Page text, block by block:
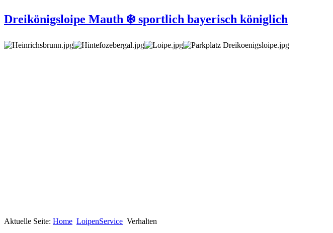
Dreikönigsloipe Mauth ❄️ sportlich bayerisch königlich
Aktuelle Seite: Home LoipenService Verhalten